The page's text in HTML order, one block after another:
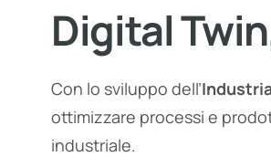
Digital
Con lo sviluppo dell’
ottimizzare processi e
industriale.